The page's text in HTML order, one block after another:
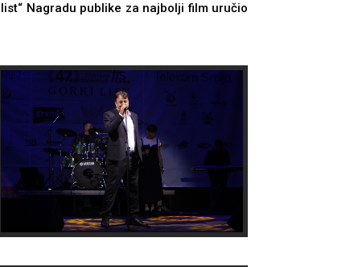
Nagradu publike za najbolji film uručio